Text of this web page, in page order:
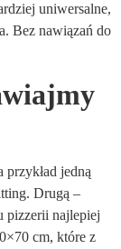
uniwersalne,
Bez nawiązań do
jedną
Drugą –
pizzerii najlepiej
cm, które z